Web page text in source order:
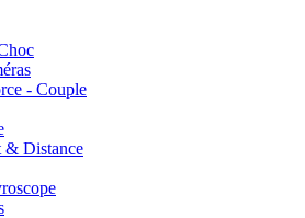
- Couple
& Distance